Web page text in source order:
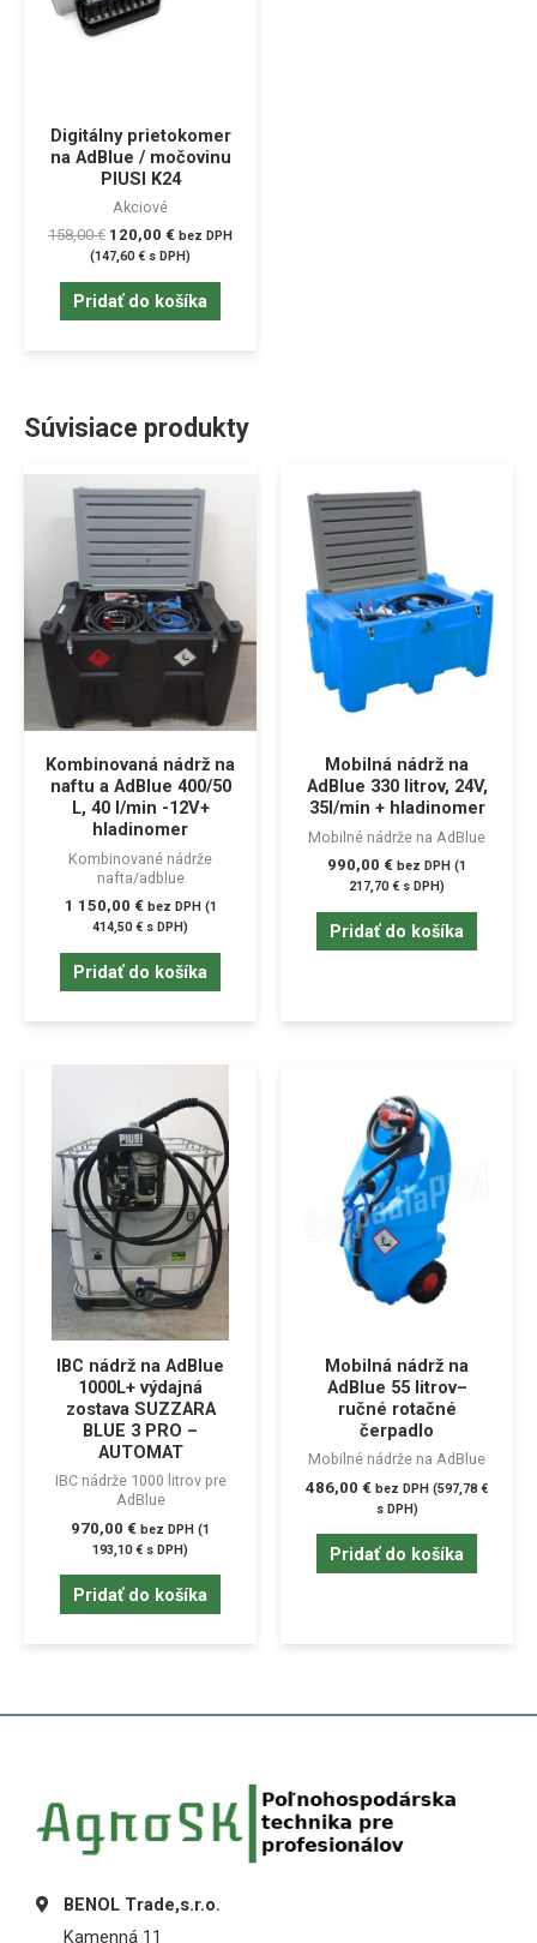
Digitálny prietokomer
na AdBlue / močovinu
PIUSI K24
Akciové
158,00€ 120,00 € bez DPH
(147,60€ s DPH)
Pridať do košíka
Súvisiace produkty
Kombinovaná nádrž na
naftu a AdBlue 400/50
L, 40 l/min -12V+
hladinomer
Kombinované nádrže
nafta/adblue
1 150,00 € bez DPH (1
414,50€ s DPH)
Pridať do košíka
Mobilná nádrž na
AdBlue 330 litrov, 24V,
35l/min + hladinomer
Mobilné nádrže na AdBlue
990,00 € bez DPH (1
217,70€ s DPH)
Pridať do košíka
IBC nádrž na AdBlue
1000L+ výdajná
zostava SUZZARA
BLUE 3 PRO –
AUTOMAT
IBC nádrže 1000 litrov pre
AdBlue
970,00 € bez DPH (1
193,10€ s DPH)
Pridať do košíka
Mobilná nádrž na
AdBlue 55 litrov–
ručné rotačné
čerpadlo
Mobilné nádrže na AdBlue
486,00 € bez DPH (597,78 €
s DPH)
Pridať do košíka
BENOL Trade,s.r.o.
Kamenná 11